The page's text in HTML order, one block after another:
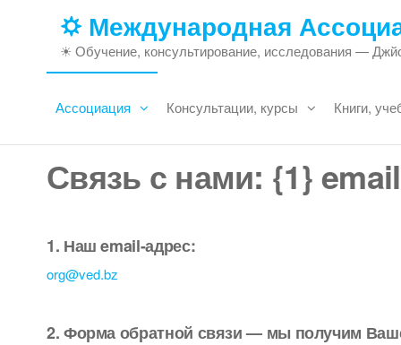
🌣 Международная
☀ Обучение, консультирование, исследования —
Ассоциация Консультации, курсы Книги,
Связь с нами: {1}
1. Нашemail-адрес:
org@ved.bz
2.Форма обратной связи— мы получим